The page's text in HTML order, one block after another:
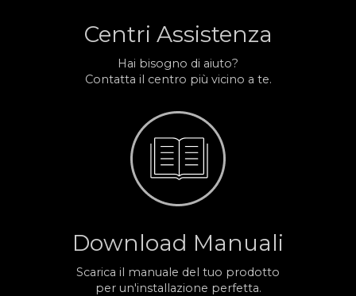
Centri Assistenza
Hai bisogno di aiuto?
Contatta il centro più vicino a te.
Download Manuali
Scarica il manuale del tuo prodotto
per un'installazione perfetta.